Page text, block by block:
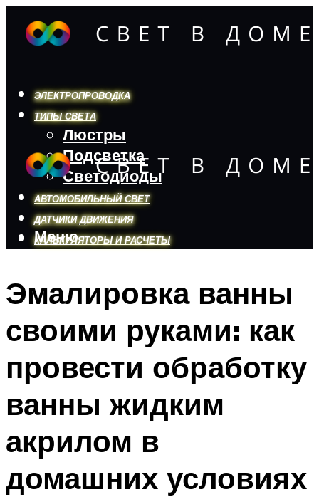
ЭЛЕКТРОПРОВОДКА
ТИПЫ СВЕТА
Люстры
Подсветка
Светодиоды
АВТОМОБИЛЬНЫЙ СВЕТ
ДАТЧИКИ ДВИЖЕНИЯ
КАЛЬКУЛЯТОРЫ И РАСЧЕТЫ
Меню
Меню
Эмалировка ванны
своими руками: как
провести обработку
ванны жидким
акрилом в
домашних условиях